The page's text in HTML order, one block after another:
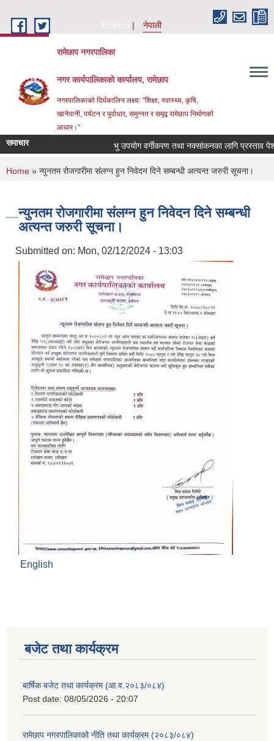
English
नेपाली
रामेछाप नगरपालिका
नगर कार्यपालिकाको कार्यालय, रामेछाप
नगरपालिकाको दिर्घकालिन लक्ष्य: "शिक्षा, स्वास्थ्य, कृषि,
खानेपानी, पर्यटन र पुर्वाधार, समुन्नत र समृद्व रामेछाप निर्माणको
आधार।"
समाचार भु उपयोग वर्गीकरण तथा नक्सांकनका लागि प्रस्ताव पेश गर्ने
You are here
Home » न्युनतम रोजगारीमा संलग्न हुन निवेदन दिने सम्बन्धी अत्यन्त जरुरी सूचना।
न्युनतम रोजगारीमा संलग्न हुन निवेदन दिने सम्बन्धी
अत्यन्त जरुरी सूचना।
Submitted on: Mon, 02/12/2024 - 13:03
English
बजेट तथा कार्यक्रम
बार्षिक बजेट तथा कार्यक्रम (आ.व.२०८३/०८४)
Post date: 08/05/2026 - 20:07
रामेछाप नगरपालिकाको नीति तथा कार्यक्रम (२०८३/०८४)